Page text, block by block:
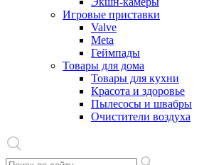
Игровые приставки
Valve
Meta
Геймпады
Товары для дома
Товары для кухни
Красота и здоровье
Пылесосы и швабры
Очистители воздуха